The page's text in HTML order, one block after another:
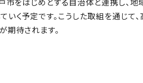
いく予定です。こうした取組を通じ
期待されます。